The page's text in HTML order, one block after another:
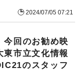
2024/07/05 07:21
今回のお勧め映
市立文化情報
のスタッフ